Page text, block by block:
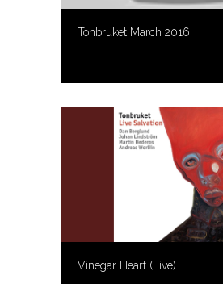
Tonbruket March 2016
Vinegar Heart (Live)